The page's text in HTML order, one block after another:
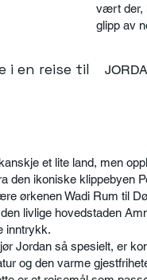
i en reise til
et lite land, men
den ikoniske klippebyen
ørkenen Wadi Rum til
livlige hovedstaden
inntrykk.
Jordan så spesielt, er
og den varme
vært der,
glipp av